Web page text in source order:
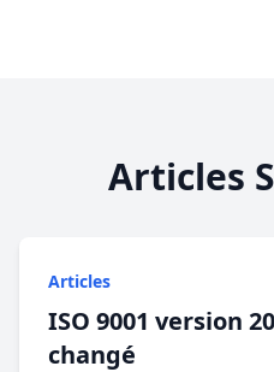
Articles
Articles
ISO 9001 version
changé